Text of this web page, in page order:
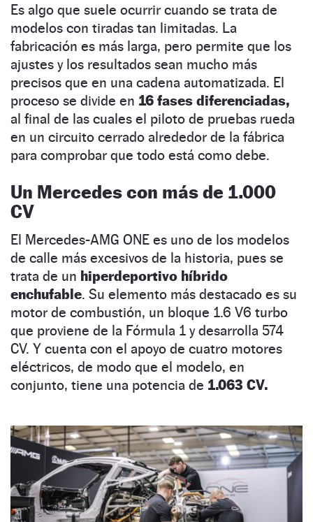
Es algo que suele ocurrir cuando se trata de
modelos con tiradas tan limitadas. La
fabricación es más larga, pero permite que los
ajustes y los resultados sean mucho más
precisos que en una cadena automatizada. El
proceso se divide en 16 fases diferenciadas,
al final de las cuales el piloto de pruebas rueda
en un circuito cerrado alrededor de la fábrica
para comprobar que todo está como debe.
Un Mercedes con más de 1.000
CV
El Mercedes-AMG ONE es uno de los modelos
de calle más excesivos de la historia, pues se
trata de un hiperdeportivo híbrido
enchufable. Su elemento más destacado es su
motor de combustión, un bloque 1.6 V6 turbo
que proviene de la Fórmula 1 y desarrolla 574
CV. Y cuenta con el apoyo de cuatro motores
eléctricos, de modo que el modelo, en
conjunto, tiene una potencia de 1.063 CV.